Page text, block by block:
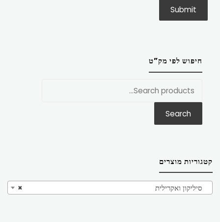
חיפוש לפי מק”ט
Search
קטגוריות מוצרים
× סיליקון ואקרילית